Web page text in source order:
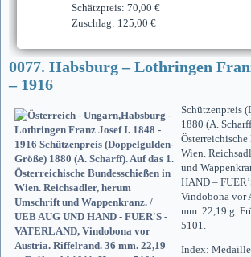
Schätzpreis: 70,00 €
Zuschlag: 125,00 €
0077. Habsburg – Lothringen
– 1916
Schützenpreis
1880 (A.
Wien.
und
HAND –
Vindobona vor
mm. 22,19 g.
5101.
Index: